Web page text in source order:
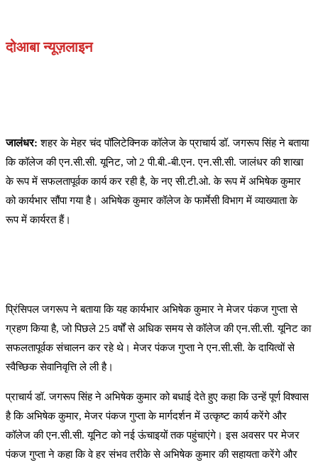
दोआबा न्यूज़लाइन
जालंधर: शहर के मेहर चंद पॉलिटेक्निक कॉलेज के प्राचार्य डॉ. जगरूप सिंह ने बताया
कि कॉलेज की एन.सी.सी. यूनिट, जो 2 पी.बी.-बी.एन. एन.सी.सी. जालंधर की शाखा
के रूप में सफलतापूर्वक कार्य कर रही है, के नए सी.टी.ओ. के रूप में अभिषेक कुमार
को कार्यभार सौंपा गया है। अभिषेक कुमार कॉलेज के फार्मेसी विभाग में व्याख्याता के
रूप में कार्यरत हैं।
प्रिंसिपल जगरूप ने बताया कि यह कार्यभार अभिषेक कुमार ने मेजर पंकज गुप्ता से
ग्रहण किया है, जो पिछले 25 वर्षों से अधिक समय से कॉलेज की एन.सी.सी. यूनिट का
सफलतापूर्वक संचालन कर रहे थे। मेजर पंकज गुप्ता ने एन.सी.सी. के दायित्वों से
स्वैच्छिक सेवानिवृत्ति ले ली है।
प्राचार्य डॉ. जगरूप सिंह ने अभिषेक कुमार को बधाई देते हुए कहा कि उन्हें पूर्ण विश्वास
है कि अभिषेक कुमार, मेजर पंकज गुप्ता के मार्गदर्शन में उत्कृष्ट कार्य करेंगे और
कॉलेज की एन.सी.सी. यूनिट को नई ऊंचाइयों तक पहुंचाएंगे। इस अवसर पर मेजर
पंकज गुप्ता ने कहा कि वे हर संभव तरीके से अभिषेक कुमार की सहायता करेंगे और